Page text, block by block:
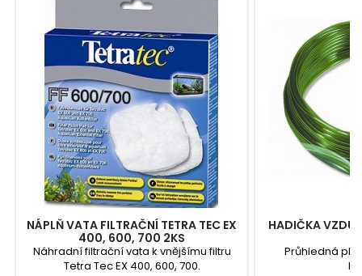
NÁPLŇ VATA FILTRAČNÍ TETRA TEC EX
400, 600, 700 2KS
Náhradní filtrační vata k vnějšímu filtru
Tetra Tec EX 400, 600, 700.
HADIČKA
Průhledná